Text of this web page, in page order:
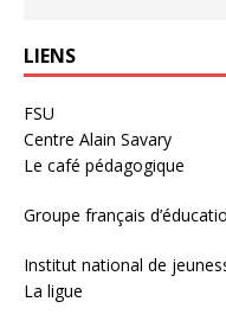
LIENS
FSU
Centre Alain Savary
Le café pédagogique
Groupe français
Institut national de
La ligue